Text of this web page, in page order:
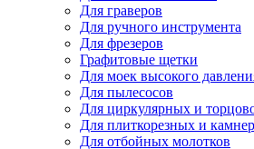
Для граверов
Для ручного инструмента
Для фрезеров
Графитовые щетки
Для моек высокого
Для пылесосов
Для циркулярных и
Для плиткорезных и
Для отбойных молотков